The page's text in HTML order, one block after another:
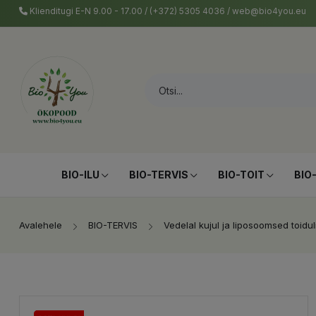
Klienditugi E-N 9.00 - 17.00 / (+372) 5305 4036 / web@bio4you.eu
BIO-ILU BIO-TERVIS BIO-TOIT
Avalehele BIO-TERVIS Vedelal kujul ja liposoomsed